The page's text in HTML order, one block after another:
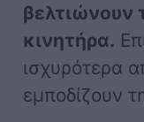
βελτιώνουν
κινητήρα.
ισχυρότερα
εμποδίζουν